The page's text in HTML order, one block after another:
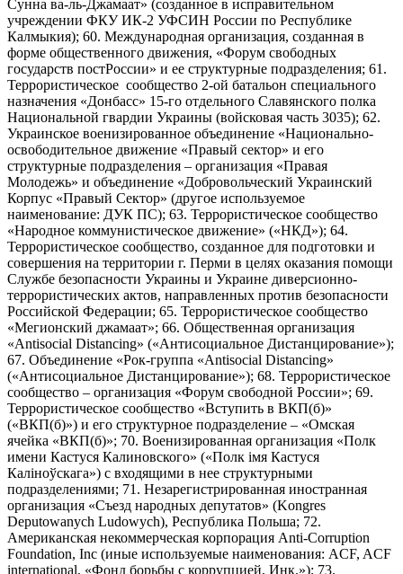
Сунна ва-ль-Джамаат» (созданное в исправительном
учреждении ФКУ ИК-2 УФСИН России по Республике
Калмыкия); 60. Международная организация, созданная в
форме общественного движения, «Форум свободных
государств постРоссии» и ее структурные подразделения; 61.
Террористическое сообщество 2-ой батальон специального
назначения «Донбасс» 15-го отдельного Славянского полка
Национальной гвардии Украины (войсковая часть 3035); 62.
Украинское военизированное объединение «Национально-
освободительное движение «Правый сектор» и его
структурные подразделения – организация «Правая
Молодежь» и объединение «Добровольческий Украинский
Корпус «Правый Сектор» (другое используемое
наименование: ДУК ПС); 63. Террористическое сообщество
«Народное коммунистическое движение» («НКД»); 64.
Террористическое сообщество, созданное для подготовки и
совершения на территории г. Перми в целях оказания помощи
Службе безопасности Украины и Украине диверсионно-
террористических актов, направленных против безопасности
Российской Федерации; 65. Террористическое сообщество
«Мегионский джамаат»; 66. Общественная организация
«Antisocial Distancing» («Антисоциальное Дистанцирование»);
67. Объединение «Рок-группа «Antisocial Distancing»
(«Антисоциальное Дистанцирование»); 68. Террористическое
сообщество – организация «Форум свободной России»; 69.
Террористическое сообщество «Вступить в ВКП(б)»
(«ВКП(б)») и его структурное подразделение – «Омская
ячейка «ВКП(б)»; 70. Военизированная организация «Полк
имени Кастуся Калиновского» («Полк iмя Кастуся
Калiноўскага») с входящими в нее структурными
подразделениями; 71. Незарегистрированная иностранная
организация «Съезд народных депутатов» (Kongres
Deputowanych Ludowych), Республика Польша; 72.
Американская некоммерческая корпорация Anti-Corruption
Foundation, Inc (иные используемые наименования: ACF, ACF
international, «Фонд борьбы с коррупцией, Инк.»); 73.